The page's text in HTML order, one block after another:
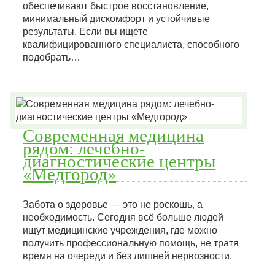
обеспечивают быстрое восстановление,
минимальный дискомфорт и устойчивые
результаты. Если вы ищете
квалифицированного специалиста, способного
подобрать…
Современная медицина
рядом: лечебно-
диагностические центры
«Медгород»
Забота о здоровье — это не роскошь, а
необходимость. Сегодня всё больше людей
ищут медицинские учреждения, где можно
получить профессиональную помощь, не тратя
время на очереди и без лишней нервозности.